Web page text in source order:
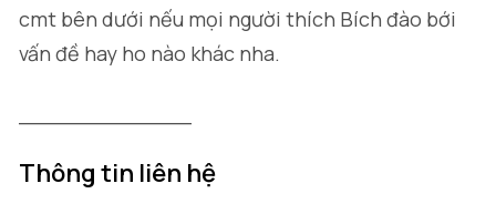
cmt bên dưới nếu mọi người thích Bích đào bới
vấn đề hay ho nào khác nha.
Thông tin liên hệ